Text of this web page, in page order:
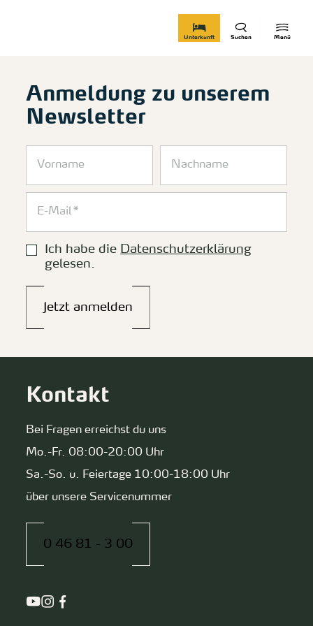
Menü
Suchen
Unterkunft
Anmeldung zu unserem
Newsletter
Ich habe die Datenschutzerklärung
gelesen.
Jetzt anmelden
Kontakt
Bei Fragen erreichst du uns
Mo.-Fr. 08:00-20:00 Uhr
Sa.-So. u. Feiertage 10:00-18:00 Uhr
über unsere Servicenummer
0 46 81 - 3 00